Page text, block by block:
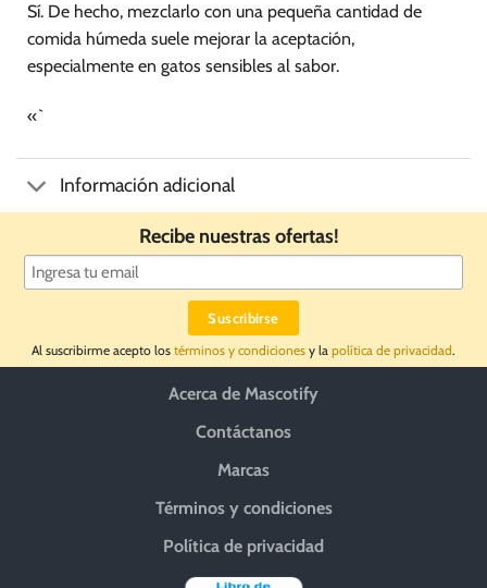
Sí. De hecho, mezclarlo con una pequeña cantidad de
comida húmeda suele mejorar la aceptación,
especialmente en gatos sensibles al sabor.
«`
Información adicional
Recibe nuestras ofertas!
Al suscribirme acepto los términos y condiciones y la política de privacidad.
Acerca de Mascotify
Contáctanos
Marcas
Términos y condiciones
Política de privacidad